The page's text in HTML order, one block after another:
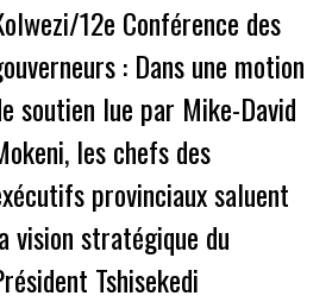
12e Conférence des
: Dans une motion
soutien lue par Mike-David
les chefs des
provinciaux saluent
vision stratégique du
Tshisekedi